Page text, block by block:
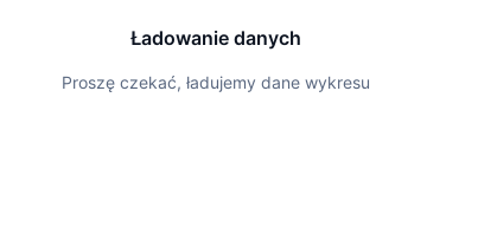
Ładowanie danych
Proszę czekać, ładujemy dane wykresu